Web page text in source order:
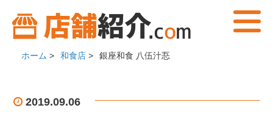
ホーム > 和食店 > 銀座和食 八伍汁忢
2019.09.06